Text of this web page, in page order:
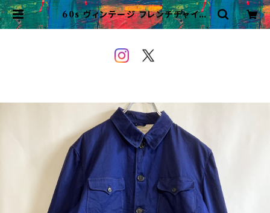
60s ヴィンテージ フレンチチャイナ
ワークジャケット ユーロヴィンテージ